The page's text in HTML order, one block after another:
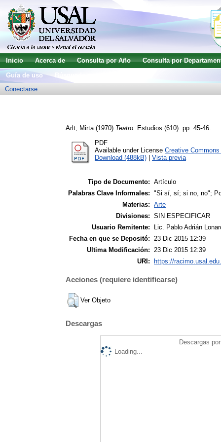
Inicio Acerca de Consulta por Año
Consulta por
Guía de uso
Conectarse
Arlt, Mirta (1970) Teatro. Estudios (610). pp. 45-46.
PDF
Available under License Creative
Download (488kB)
Vista previa
Tipo de Documento: Artículo
Palabras Clave Informales: "Si sí, sí; si no, no";
Materias: Arte
Divisiones: SIN ESPECIFICAR
Usuario Remitente:
Lic. Pablo Adrián
Fecha en que se Depositó: 23 Dic 2015 12:39
Ultima Modificación: 23 Dic 2015 12:39
URI:
https://
Acciones (requiere identificarse)
Ver Objeto
Descargas
Descargas
Loading...